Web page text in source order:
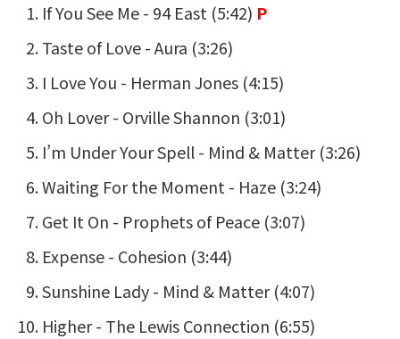
If You See Me - 94 East (5:42) P
Taste of Love -Aura (3:26)
I Love You - Herman Jones (4:15)
Oh Lover - Orville Shannon (3:01)
I’m Under Your Spell - Mind & Matter(3:26)
Waiting For the Moment - Haze (3:24)
Get It On - Prophets of Peace (3:07)
Expense - Cohesion (3:44)
Sunshine Lady - Mind & Matter(4:07)
Higher - The Lewis Connection (6:55)